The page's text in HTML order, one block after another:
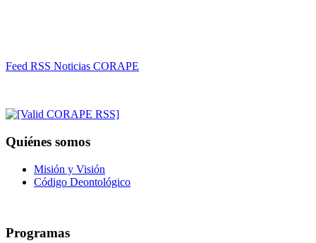
Feed RSS Noticias CORAPE
Quiénes somos
Misión y Visión
Código Deontológico
Programas